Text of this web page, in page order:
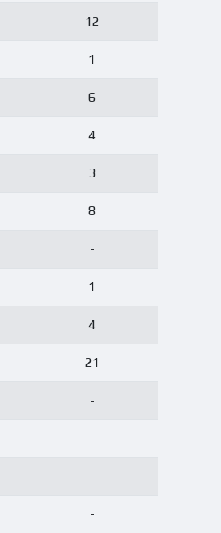
12
1
6
4
3
8
-
1
4
21
-
-
-
-